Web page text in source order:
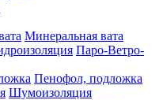
Минеральная вата
Паро-Ветро-
Пенофол, подложка
Шумоизоляция